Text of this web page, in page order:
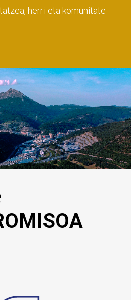
herri eta komunitate